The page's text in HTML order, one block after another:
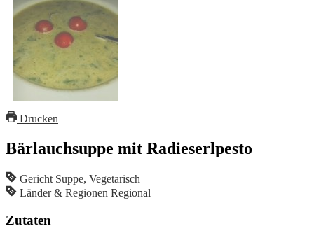
Drucken
Bärlauchsuppe mit Radieserlpesto
Gericht Suppe, Vegetarisch
Länder & Regionen Regional
Zutaten